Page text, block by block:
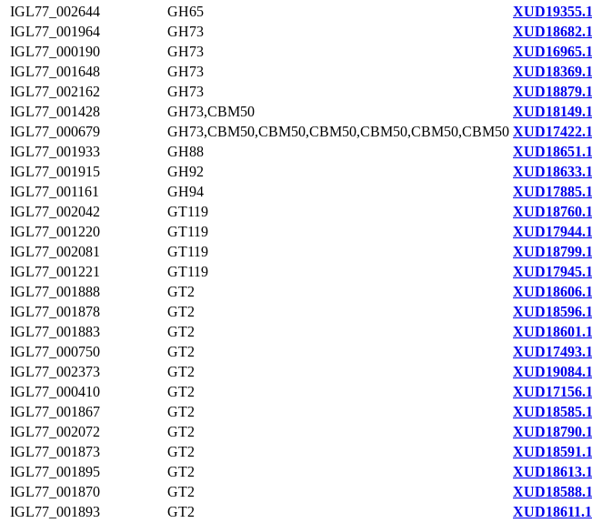
IGL77_002644
GH65
XUD19355.1
IGL77_001964
GH73
XUD18682.1
IGL77_000190
GH73
XUD16965.1
IGL77_001648
GH73
XUD18369.1
IGL77_002162
GH73
XUD18879.1
IGL77_001428
GH73,CBM50
XUD18149.1
IGL77_000679
GH73,CBM50,CBM50,CBM50,CBM50,CBM50,CBM50 XUD17422.1
IGL77_001933
GH88
XUD18651.1
IGL77_001915
GH92
XUD18633.1
IGL77_001161
GH94
XUD17885.1
IGL77_002042
GT119
XUD18760.1
IGL77_001220
GT119
XUD17944.1
IGL77_002081
GT119
XUD18799.1
IGL77_001221
GT119
XUD17945.1
IGL77_001888
GT2
XUD18606.1
IGL77_001878
GT2
XUD18596.1
IGL77_001883
GT2
XUD18601.1
IGL77_000750
GT2
XUD17493.1
IGL77_002373
GT2
XUD19084.1
IGL77_000410
GT2
XUD17156.1
IGL77_001867
GT2
XUD18585.1
IGL77_002072
GT2
XUD18790.1
IGL77_001873
GT2
XUD18591.1
IGL77_001895
GT2
XUD18613.1
IGL77_001870
GT2
XUD18588.1
IGL77_001893
GT2 XUD18611.1